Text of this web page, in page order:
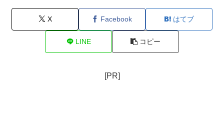
X Facebook はてブ
LINE コピー
[PR]